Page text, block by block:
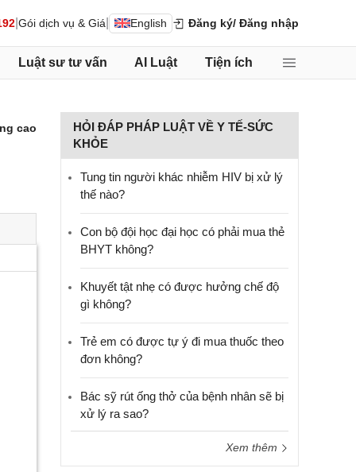
Gói dịch vụ & Giá English Đăng ký/ Đăng nhập
Luật sư tư vấn AI Luật Tiện ích
cao
HỎI ĐÁP PHÁP LUẬT VỀ Y TẾ-SỨC
KHỎE
Tung tin người khác nhiễm HIV bị xử lý
thế nào?
Con bộ đội học đại học có phải mua thẻ
BHYT không?
Khuyết tật nhẹ có được hưởng chế độ
gì không?
Trẻ em có được tự ý đi mua thuốc theo
đơn không?
Bác sỹ rút ống thở của bệnh nhân sẽ bị
xử lý ra sao?
Xem thêm